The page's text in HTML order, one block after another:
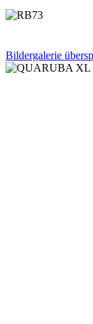
Bildergalerie